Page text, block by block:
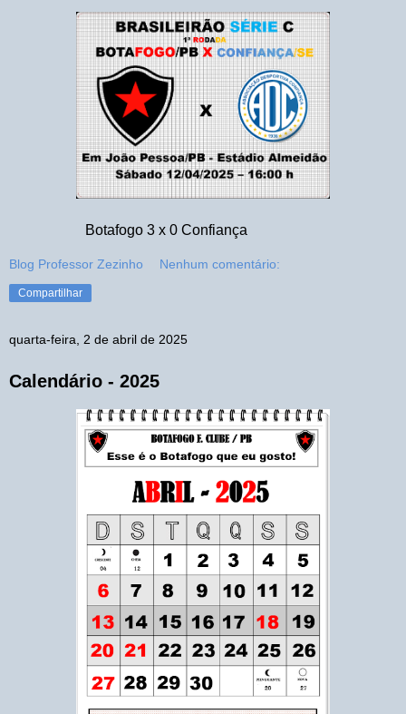
Botafogo 3 x 0 Confiança
Blog Professor Zezinho Nenhum comentário:
Compartilhar
quarta-feira, 2 de abril de 2025
Calendário - 2025